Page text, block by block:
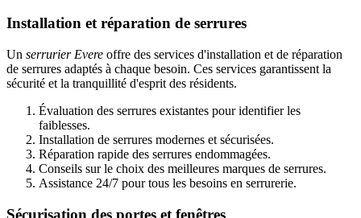
Installation et réparation de serrures
Un serrurier Evere offre des services d'installation et de réparation
de serrures adaptés à chaque besoin. Ces services garantissent la
sécurité et la tranquillité d'esprit des résidents.
Évaluation des serrures existantes pour identifier les
faiblesses.
Installation de serrures modernes et sécurisées.
Réparation rapide des serrures endommagées.
Conseils sur le choix des meilleures marques de serrures.
Assistance 24/7 pour tous les besoins en serrurerie.
Sécurisation des portes et fenêtres